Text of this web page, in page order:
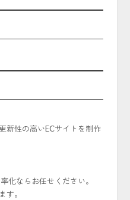
新性の高いECサイトを制作
化ならお任せください。
す。